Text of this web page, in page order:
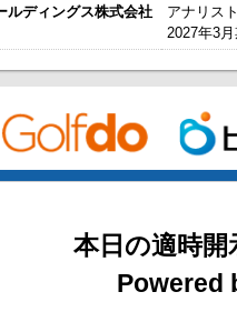
会外買付取引（ToSTNeT-３）に
る報告書 2026/08/07
録
信［日本基準］(連結)
ルディングス株式会社
アナリス
2027年3
掲載開始日：8/3
日本テクノ・ラボ（3849
掲載開始日：7/1
ゴルフ・ドゥ（3032：ネ
本日の適時開
Powered